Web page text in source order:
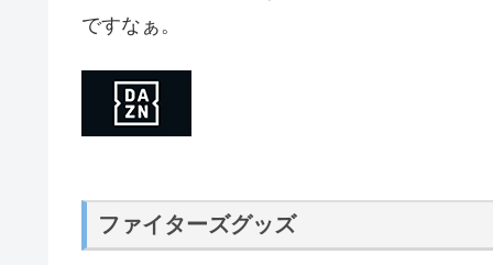
ですなぁ。
ファイターズグッズ